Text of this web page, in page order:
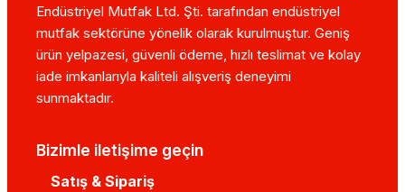
Endüstriyel Mutfak Ltd. Şti. tarafından endüstriyel
mutfak sektörüne yönelik olarak kurulmuştur. Geniş
ürün yelpazesi, güvenli ödeme, hızlı teslimat ve kolay
iade imkanlarıyla kaliteli alışveriş deneyimi
sunmaktadır.
Bizimle iletişime geçin
Satış & Sipariş